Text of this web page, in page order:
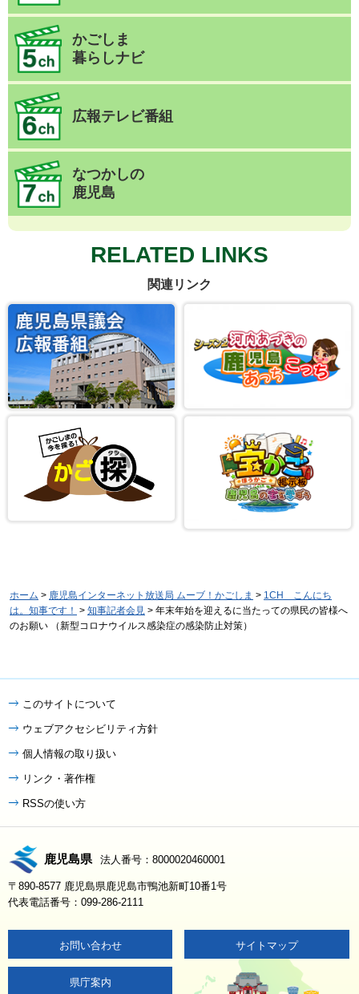
かごしま
暮らしナビ
広報テレビ番組
なつかしの
鹿児島
RELATED LINKS
関連リンク
ホーム > 鹿児島インターネット放送局 ムーブ！かごしま > 1CH こんにち
は。知事です！ > 知事記者会見 > 年末年始を迎えるに当たっての県民の皆様へ
のお願い （新型コロナウイルス感染症の感染防止対策）
このサイトについて
ウェブアクセシビリティ方針
個人情報の取り扱い
リンク・著作権
RSSの使い方
鹿児島県 法人番号：8000020460001
〒890-8577 鹿児島県鹿児島市鴨池新町10番1号
代表電話番号：099-286-2111
お問い合わせ サイトマップ
県庁案内